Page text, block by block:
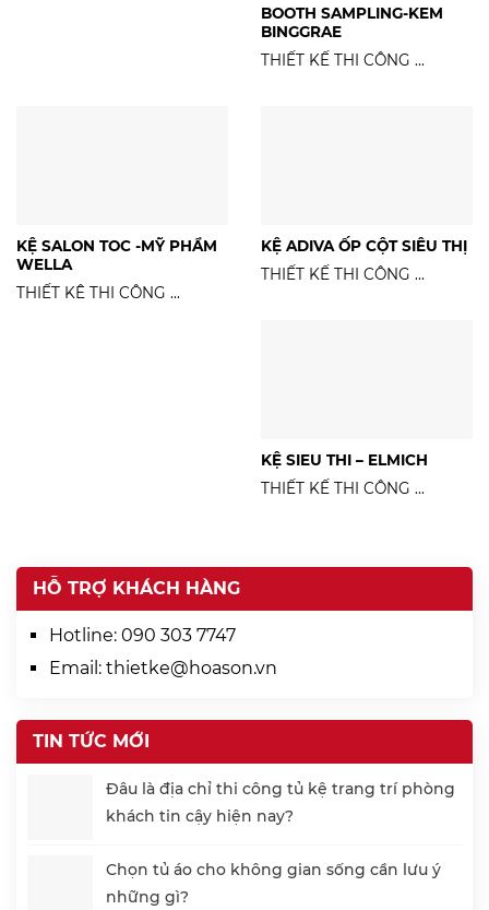
BOOTH SAMPLING-KEM
BINGGRAE
THIẾT KẾ THI CÔNG ...
KỆ SALON TOC -MỸ PHẨM
WELLA
THIẾT KÊ THI CÔNG ...
KỆ ADIVA ỐP CỘT SIÊU THỊ
THIẾT KẾ THI CÔNG ...
KỆ SIEU THI – ELMICH
THIẾT KẾ THI CÔNG ...
HỖ TRỢ KHÁCH HÀNG
Hotline: 090 303 7747
Email: thietke@hoason.vn
TIN TỨC MỚI
Đâu là địa chỉ thi công tủ kệ trang trí phòng
khách tin cậy hiện nay?
Chọn tủ áo cho không gian sống cần lưu ý
những gì?